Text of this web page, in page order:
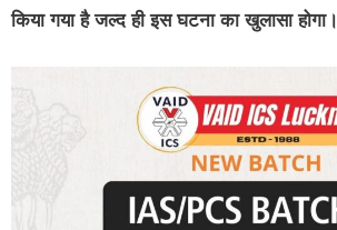
किया गया है जल्द ही इस घटना का खुलासा होगा।